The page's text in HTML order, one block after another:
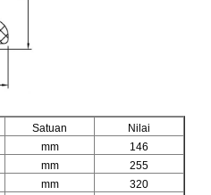
Satuan
Nilai
mm
146
mm
255
mm
320